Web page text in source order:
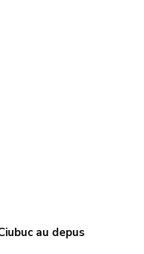
au depus